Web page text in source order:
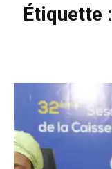
Étiquette :